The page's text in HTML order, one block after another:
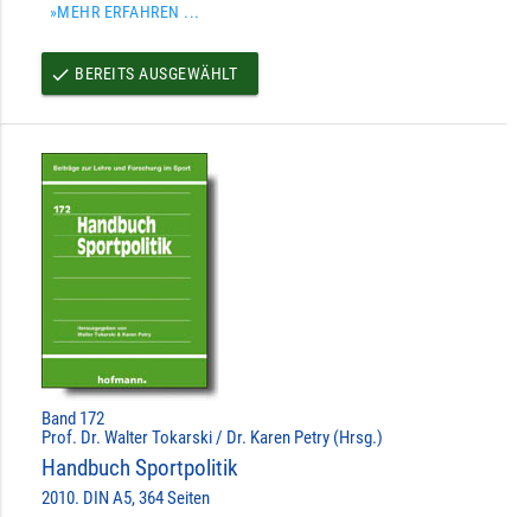
»MEHR ERFAHREN ...
done BEREITS AUSGEWÄHLT
Band 172
Prof. Dr. Walter Tokarski / Dr. Karen Petry (Hrsg.)
Handbuch Sportpolitik
2010. DIN A5, 364 Seiten